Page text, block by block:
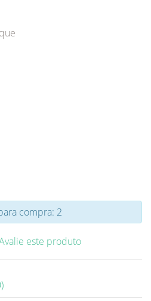
compra: 2
este produto